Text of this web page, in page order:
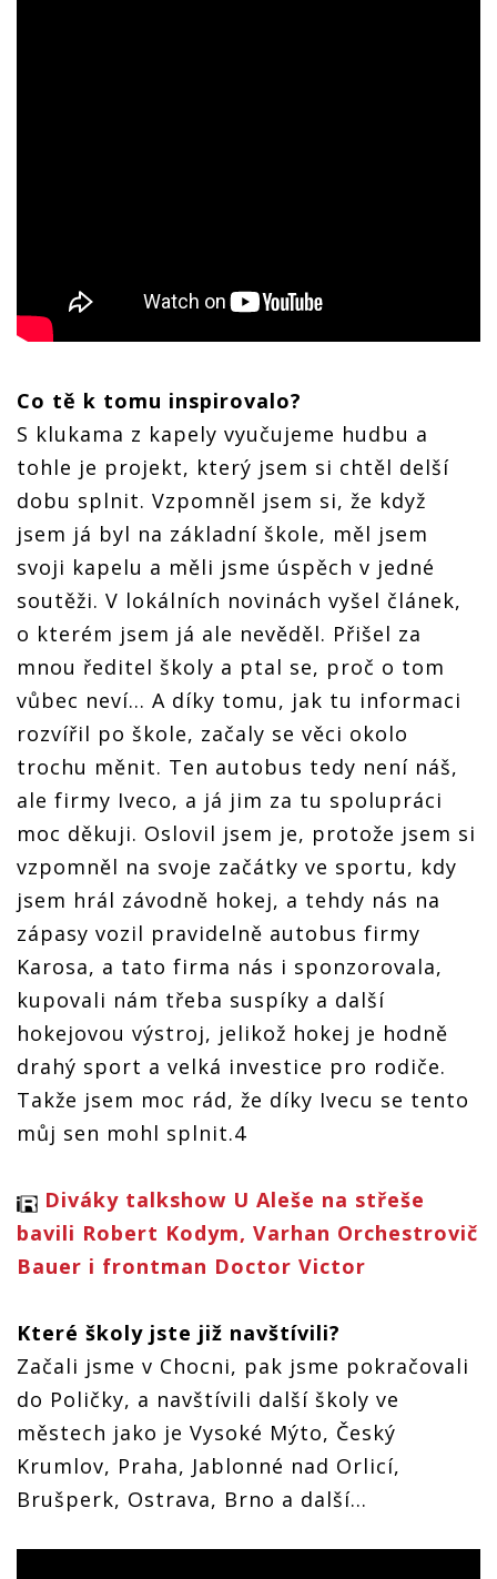
Co tě k tomu inspirovalo?
S klukama z kapely vyučujeme hudbu a
tohle je projekt, který jsem si chtěl delší
dobu splnit. Vzpomněl jsem si, že když
jsem já byl na základní škole, měl jsem
svoji kapelu a měli jsme úspěch v jedné
soutěži. V lokálních novinách vyšel článek,
o kterém jsem já ale nevěděl. Přišel za
mnou ředitel školy a ptal se, proč o tom
vůbec neví… A díky tomu, jak tu informaci
rozvířil po škole, začaly se věci okolo
trochu měnit. Ten autobus tedy není náš,
ale firmy Iveco, a já jim za tu spolupráci
moc děkuji. Oslovil jsem je, protože jsem si
vzpomněl na svoje začátky ve sportu, kdy
jsem hrál závodně hokej, a tehdy nás na
zápasy vozil pravidelně autobus firmy
Karosa, a tato firma nás i sponzorovala,
kupovali nám třeba suspíky a další
hokejovou výstroj, jelikož hokej je hodně
drahý sport a velká investice pro rodiče.
Takže jsem moc rád, že díky Ivecu se tento
můj sen mohl splnit.4
Diváky talkshow U Aleše na střeše
bavili Robert Kodym, Varhan Orchestrovič
Bauer i frontman Doctor Victor
Které školy jste již navštívili?
Začali jsme v Chocni, pak jsme pokračovali
do Poličky, a navštívili další školy ve
městech jako je Vysoké Mýto, Český
Krumlov, Praha, Jablonné nad Orlicí,
Brušperk, Ostrava, Brno a další…